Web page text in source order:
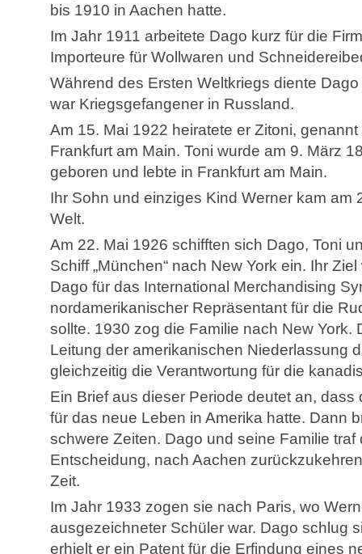
bis 1910 in Aachen hatte.
Im Jahr 1911 arbeitete Dago kurz für die
Importeure für Wollwaren und
Während des Ersten Weltkriegs diente
war Kriegsgefangener in Russland.
Am 15. Mai 1922 heiratete er Zitoni,
Frankfurt am Main. Toni wurde am 9. März
geboren und lebte in Frankfurt am Main.
Ihr Sohn und einziges Kind Werner kam am
Welt.
Am 22. Mai 1926 schifften sich Dago, Toni
Schiff „München“ nach New York ein. Ihr
Dago für das International Merchandising
nordamerikanischer Repräsentant für die
sollte. 1930 zog die Familie nach New York.
Leitung der amerikanischen Niederlassung
gleichzeitig die Verantwortung für die
Ein Brief aus dieser Periode deutet an,
für das neue Leben in Amerika hatte. Dann
schwere Zeiten. Dago und seine Familie
Entscheidung, nach Aachen
Zeit.
Im Jahr 1933 zogen sie nach Paris, wo
ausgezeichneter Schüler war. Dago schlug
erhielt er ein Patent für die Erfindung eines